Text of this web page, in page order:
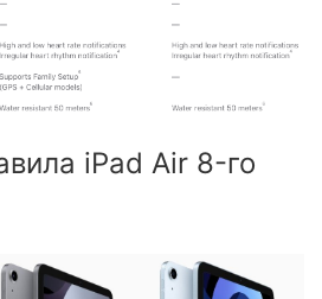
iPad Air 8-го